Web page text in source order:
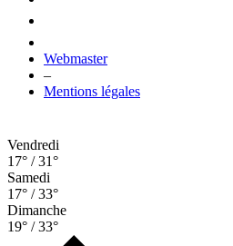
Webmaster
–
Mentions légales
Vendredi
17° / 31°
Samedi
17° / 33°
Dimanche
19° / 33°